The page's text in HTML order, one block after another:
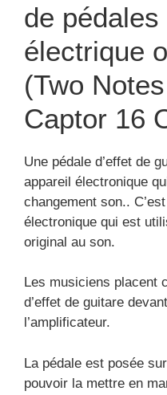
de
électrique
(Two
Captor 16
Une pédale d’effet de
appareil électronique
changement son..
électronique qui est
original au son.
Les musiciens placent
d’effet de guitare
l’amplificateur.
La pédale est posée
pouvoir la mettre en